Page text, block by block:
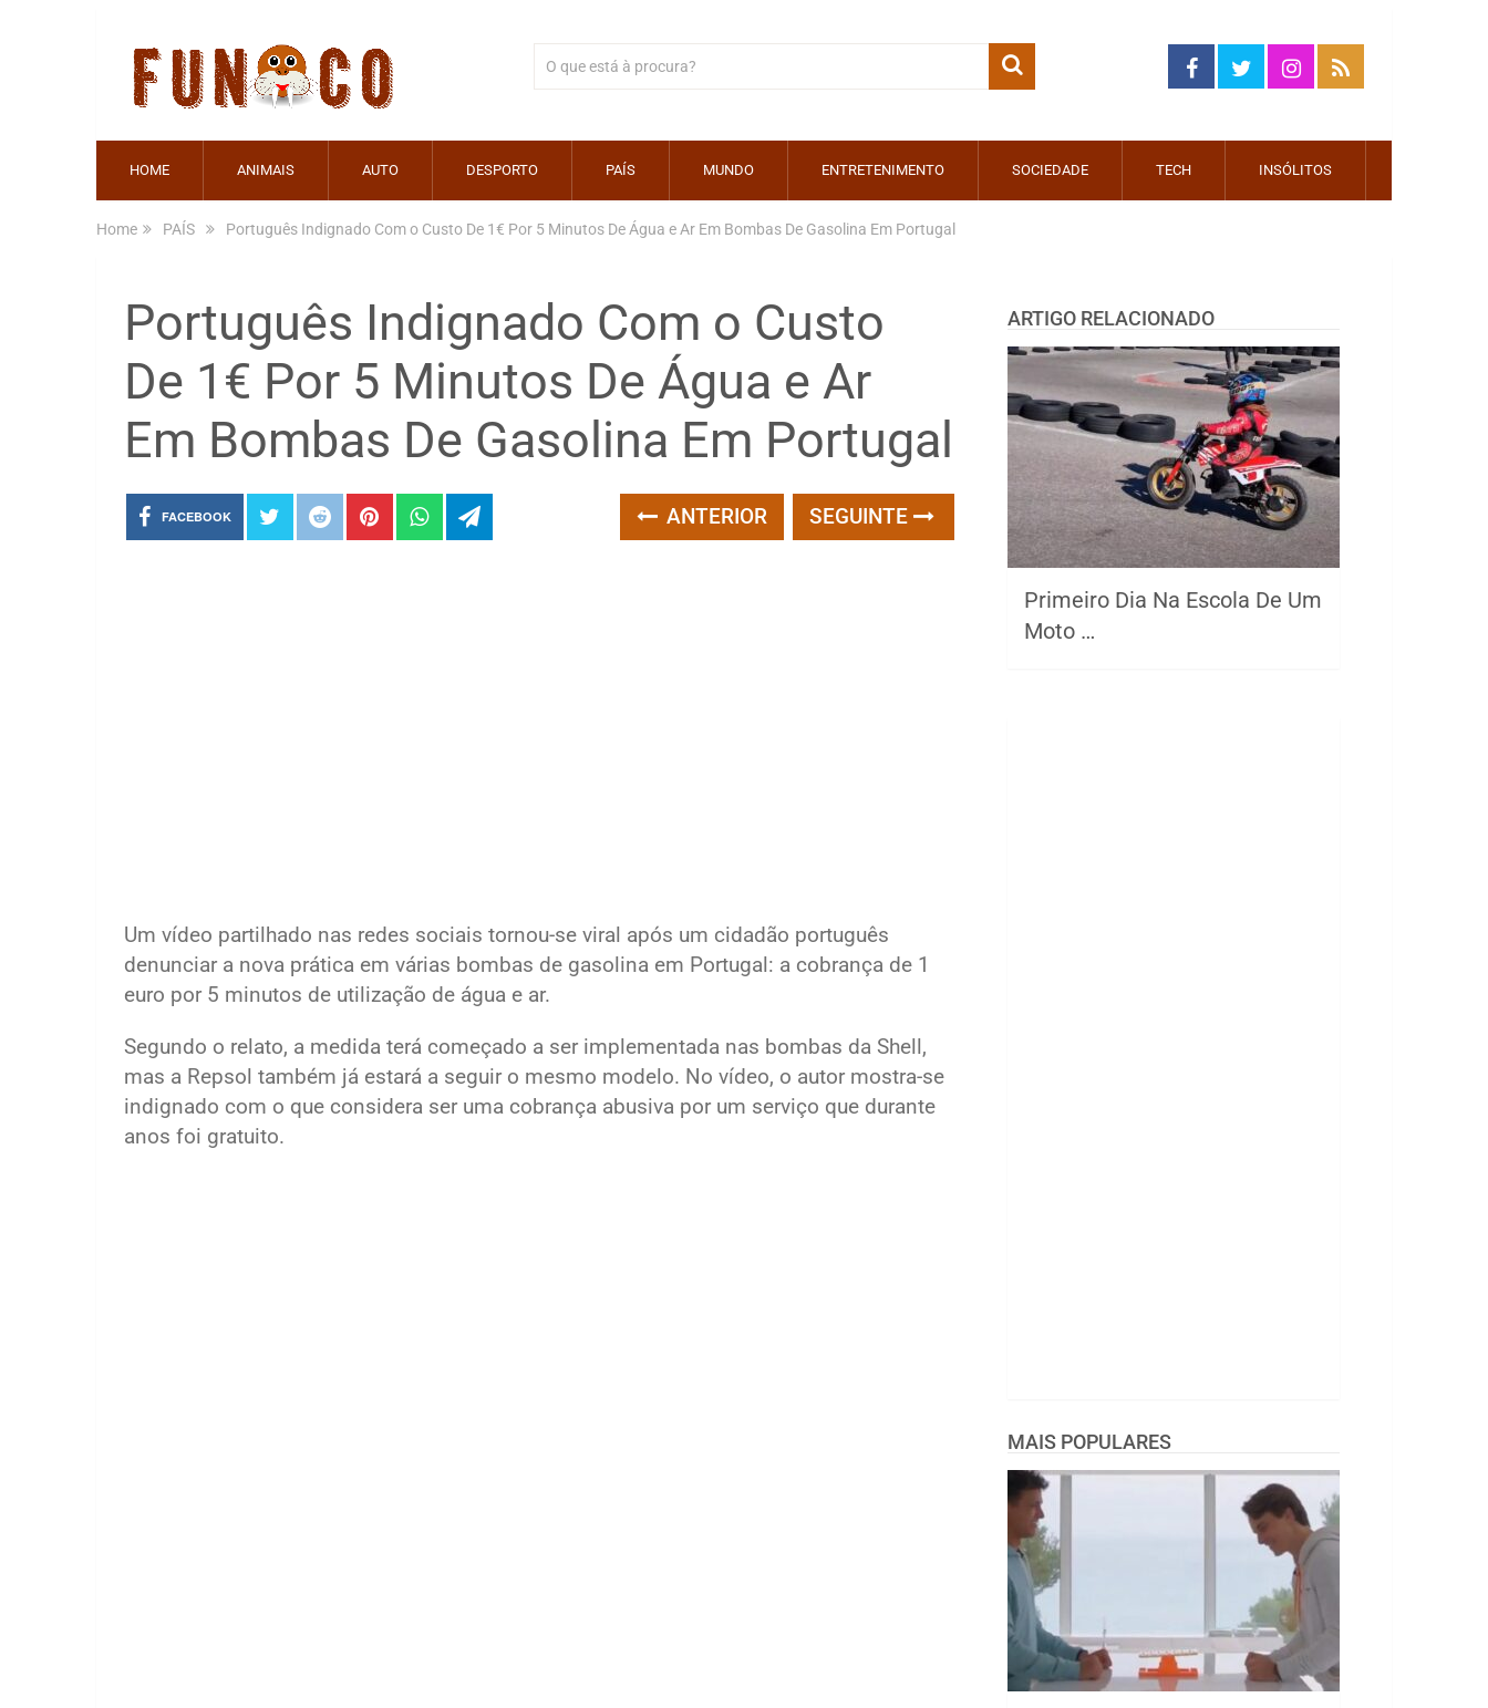
HOME ANIMAIS AUTO DESPORTO PAÍS MUNDO ENTRETENIMENTO SOCIEDADE TECH INSÓLITOS
Home PAÍS Português Indignado Com o Custo De 1€ Por 5 Minutos De Água e Ar Em Bombas De Gasolina Em Portugal
Português Indignado Com o Custo
De 1€ Por 5 Minutos De Água e Ar
Em Bombas De Gasolina Em Portugal
FACEBOOK ANTERIOR SEGUINTE
Um vídeo partilhado nas redes sociais tornou-se viral após um cidadão português
denunciar a nova prática em várias bombas de gasolina em Portugal: a cobrança de 1
euro por 5 minutos de utilização de água e ar.
Segundo o relato, a medida terá começado a ser implementada nas bombas da Shell,
mas a Repsol também já estará a seguir o mesmo modelo. No vídeo, o autor mostra-se
indignado com o que considera ser uma cobrança abusiva por um serviço que durante
anos foi gratuito.
ARTIGO RELACIONADO
Primeiro Dia Na Escola De Um
Moto …
MAIS POPULARES